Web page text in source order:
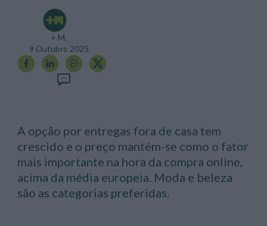
+ M,
9 Outubro 2025
A opção por entregas fora de casa tem
crescido e o preço mantém-se como o fator
mais importante na hora da compra online,
acima da média europeia. Moda e beleza
são as categorias preferidas.